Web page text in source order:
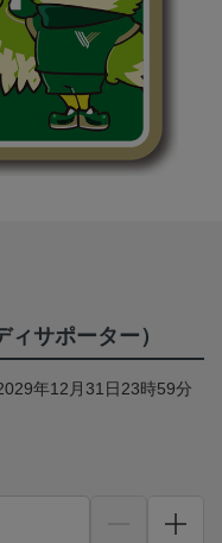
サポーター）
年12月31日23時59分